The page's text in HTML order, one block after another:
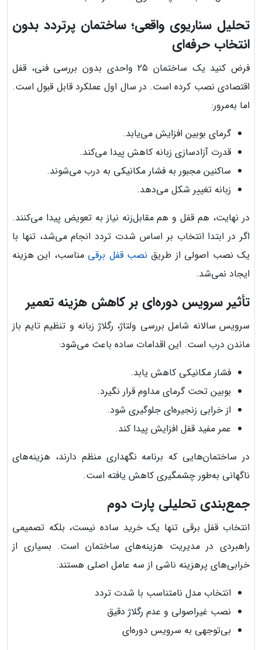
تحلیل سناریوی واقعی؛ ساختمان پرتردد بدون
انتخاب حرفه‌ای
فرض کنید یک ساختمان ۲۵ واحدی بدون بررسی فنی، قفل
اقتصادی نصب کرده است. در سال اول عملکرد قابل قبول است.
اما به‌مرور:
گرمای بوبین افزایش می‌یابد.
قدرت آزادسازی زبانه کاهش پیدا می‌کند.
ساکنین مجبور به فشار مکانیکی به درب می‌شوند.
زبانه تغییر شکل می‌دهد.
در نهایت، هم قفل و هم مقابل‌زنه نیاز به تعویض پیدا می‌کنند.
اگر در ابتدا انتخاب بر اساس شدت تردد انجام می‌شد، تنها با
یک نصب اصولی از طریق نصب قفل برقی مناسب، این هزینه
ایجاد نمی‌شد.
تأثیر سرویس دوره‌ای بر کاهش هزینه تعمیر
سرویس سالانه شامل بررسی ولتاژ، رگلاژ زبانه و تنظیم تایم باز
ماندن درب است. این اقدامات ساده باعث می‌شود:
فشار مکانیکی کاهش یابد.
بوبین تحت گرمای مداوم قرار نگیرد.
از خرابی زنجیره‌ای جلوگیری شود.
عمر مفید قفل افزایش پیدا کند.
در ساختمان‌هایی که برنامه نگهداری منظم دارند، هزینه‌های
ناگهانی به‌طور چشمگیری کاهش یافته است.
جمع‌بندی تحلیلی پارت دوم
انتخاب قفل برقی تنها یک خرید ساده نیست، بلکه تصمیمی
راهبردی در مدیریت هزینه‌های ساختمان است. بسیاری از
خرابی‌های پرهزینه ناشی از سه عامل اصلی هستند:
انتخاب مدل نامتناسب با شدت تردد
نصب غیراصولی و عدم رگلاژ دقیق
بی‌توجهی به سرویس دوره‌ای